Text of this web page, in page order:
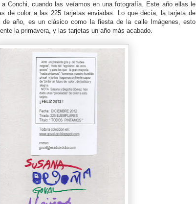
Conchi, cuando las veíamos en una fotografía. Este año ellas le
de color a las 225 tarjetas enviadas. Lo que decía, la tarjeta de
de año, es un clásico como la fiesta de la calle Imágenes, esto
la primavera, y las tarjetas un año más acabado.